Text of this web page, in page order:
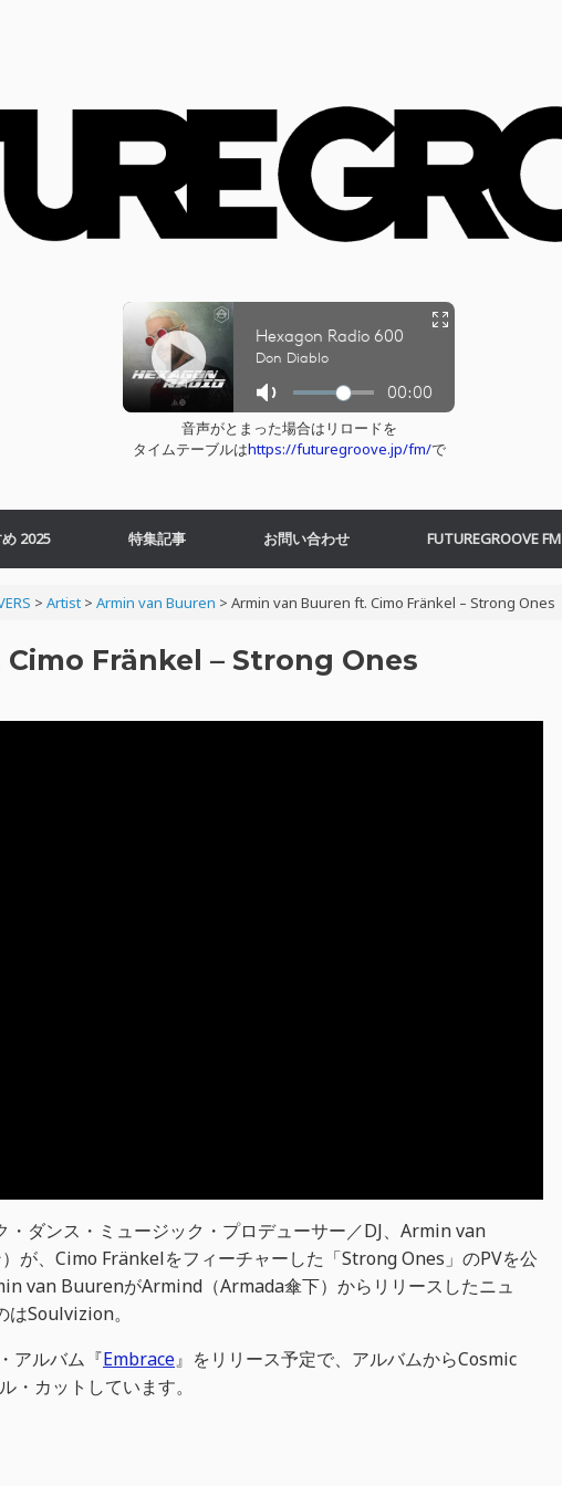
音声がとまった場合はリロードを
タイムテーブルはhttps://futuregroove.jp/fm/で
2025 特集記事 お問い合わせ FUTUREGROOVE FM
> Artist> Armin van Buuren > Armin van Buuren ft. Cimo Fränkel – Strong Ones
Fränkel – Strong Ones
ダンス・ミュージック・プロデューサー／DJ、Armin van
が、Cimo Fränkelをフィーチャーした「Strong Ones」のPVを公
van BuurenがArmind（Armada傘下）からリリースしたニュ
Soulvizion。
アルバム『Embrace』をリリース予定で、アルバムからCosmic
・カットしています。